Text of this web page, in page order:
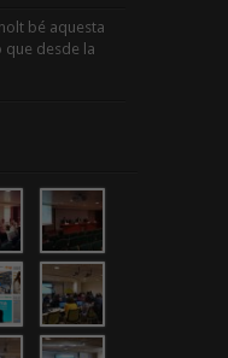
bé aquesta
que desde la